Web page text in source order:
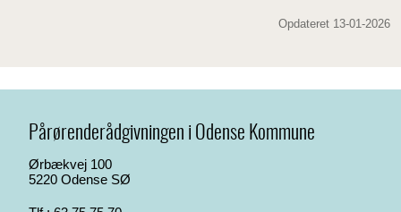
Opdateret 13-01-2026
Pårørenderådgivningen i Odense Kommune
Ørbækvej 100
5220 Odense SØ